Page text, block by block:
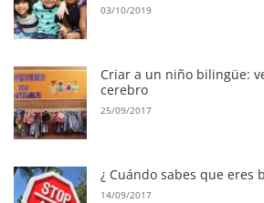
03/10/2019
Criar a un niño bilingüe:
cerebro
25/09/2017
¿ Cuándo sabes que eres
14/09/2017